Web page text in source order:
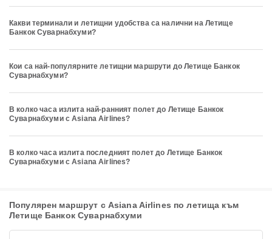
Какви терминали и летищни удобства са налични на Летище
Банкок Суварнабхуми?
Кои са най-популярните летищни маршрути до Летище Банкок
Суварнабхуми?
В колко часа излита най-ранният полет до Летище Банкок
Суварнабхуми с Asiana Airlines?
В колко часа излита последният полет до Летище Банкок
Суварнабхуми с Asiana Airlines?
Популярен маршрут с Asiana Airlines по летища към
Летище Банкок Суварнабхуми